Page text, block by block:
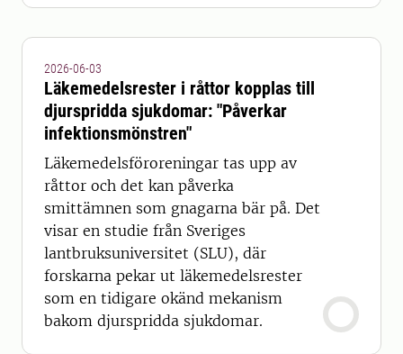
2026-06-03
Läkemedelsrester i råttor kopplas till
djurspridda sjukdomar: "Påverkar
infektionsmönstren"
Läkemedelsföroreningar tas upp av
råttor och det kan påverka
smittämnen som gnagarna bär på. Det
visar en studie från Sveriges
lantbruksuniversitet (SLU), där
forskarna pekar ut läkemedelsrester
som en tidigare okänd mekanism
bakom djurspridda sjukdomar.